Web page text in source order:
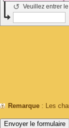
Veuillez entrer
↺
Remarque : Les